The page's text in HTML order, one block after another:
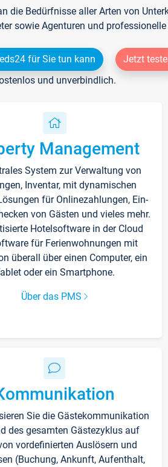
die Bedürfnisse aller Arten von
sowie Agenturen und
für Sie tun kann
Jetzt
und unverbindlich.
Management
System zur Verwaltung von
Inventar, mit dynamischen
für Onlinezahlungen, Ein-
von Gästen und vieles mehr.
Hotelsoftware in der Cloud
für Ferienwohnungen mit
überall über einen Computer, ein
oder ein Smartphone.
Über das PMS
Sie die Gästekommunikation
des gesamten Gästezyklus auf
vordefinierten Auslösern und
(Buchung, Ankunft, Aufenthalt,